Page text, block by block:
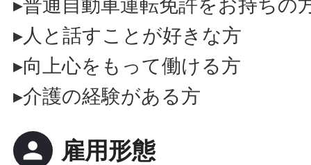
▸普通自動車運転免許をお持ちの
▸人と話すことが好きな方
▸向上心をもって働ける方
▸介護の経験がある方
person 雇用形態